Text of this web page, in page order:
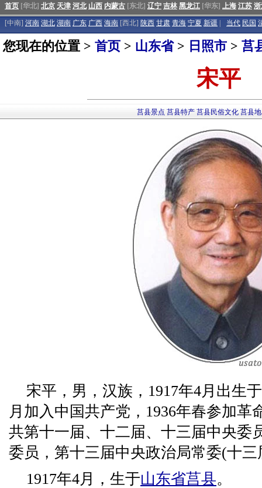
首页 [华北] 北京 天津 河北 山西 内蒙古 [东北] 辽宁 吉林 黑龙江 [华东] 上海 江苏
[中南] 河南 湖北 湖南 广东 广西 海南 [西北] 陕西 甘肃 青海 宁夏 新疆 当代 民国
您现在的位置 > 首页 > 山东省> 日照市 > 莒
宋平
莒县景点 莒县特产 莒县民俗文化 莒县
宋平，男，汉族，1917年4月出生于
月加入中国共产党，1936年春参加革
共第十一届、十二届、十三届中央委
委员，第十三届中央政治局常委(十
1917年4月，生于山东省莒县。